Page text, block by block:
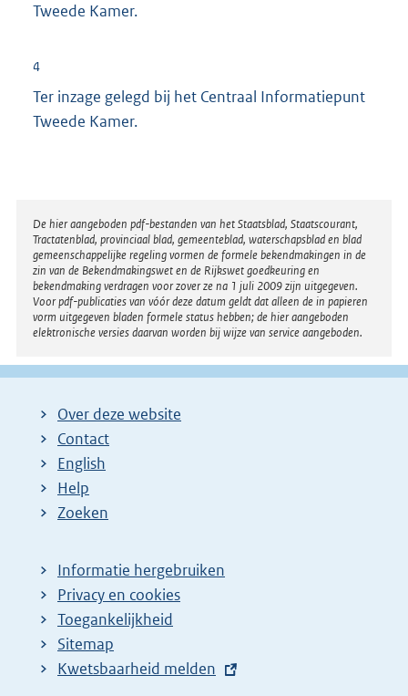
Tweede Kamer.
4
Ter inzage gelegd bij het Centraal Informatiepunt
Tweede Kamer.
Disclaimer
De hier aangeboden pdf-bestanden van het Staatsblad, Staatscourant,
Tractatenblad, provinciaal blad, gemeenteblad, waterschapsblad en blad
gemeenschappelijke regeling vormen de formele bekendmakingen in de
zin van de Bekendmakingswet en de Rijkswet goedkeuring en
bekendmaking verdragen voor zover ze na 1 juli 2009 zijn uitgegeven.
Voor pdf-publicaties van vóór deze datum geldt dat alleen de in papieren
vorm uitgegeven bladen formele status hebben; de hier aangeboden
elektronische versies daarvan worden bij wijze van service aangeboden.
Over deze website
Contact
English
Help
Zoeken
Informatie hergebruiken
Privacy en cookies
Toegankelijkheid
Sitemap
E
Kwetsbaarheid melden